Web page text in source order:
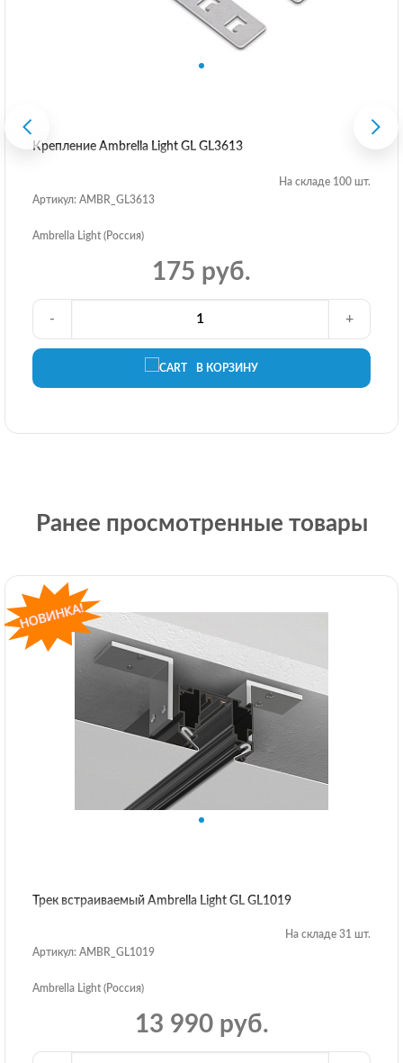
Крепление Ambrella Light GL GL3613
На складе 100 шт.
Артикул: AMBR_GL3613
Ambrella Light (Россия)
175 руб.
В КОРЗИНУ
- +
Ранее просмотренные товары
Трек встраиваемый Ambrella Light GL GL1019
На складе 31 шт.
Артикул: AMBR_GL1019
Ambrella Light (Россия)
13 990 руб.